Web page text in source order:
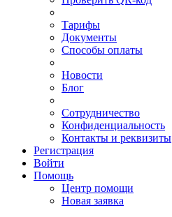
Тарифы
Документы
Способы оплаты
Новости
Блог
Сотрудничество
Конфиденциальность
Контакты и реквизиты
Регистрация
Войти
Помощь
Центр помощи
Новая заявка